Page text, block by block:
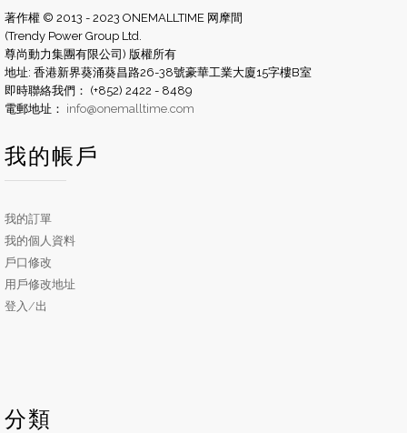
著作權 © 2013 - 2023 ONEMALLTIME 网摩間
(Trendy Power Group Ltd.
尊尚動力集團有限公司) 版權所有
地址: 香港新界葵涌葵昌路26-38號豪華工業大廈15字樓B室
即時聯絡我們： (+852) 2422 - 8489
電郵地址： info@onemalltime.com
我的帳戶
我的訂單
我的個人資料
戶口修改
用戶修改地址
登入/出
分類